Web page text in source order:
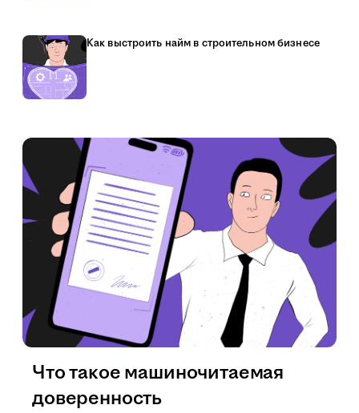
Как выстроить найм в строительном бизнесе
Что такое машиночитаемая
доверенность